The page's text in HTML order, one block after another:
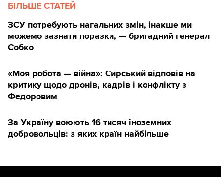
БІЛЬШЕ СТАТЕЙ
ЗСУ потребують нагальних змін, інакше ми
можемо зазнати поразки, — бригадний генерал
Собко
«Моя робота — війна»: Сирський відповів на
критику щодо дронів, кадрів і конфлікту з
Федоровим
За Україну воюють 16 тисяч іноземних
добровольців: з яких країн найбільше